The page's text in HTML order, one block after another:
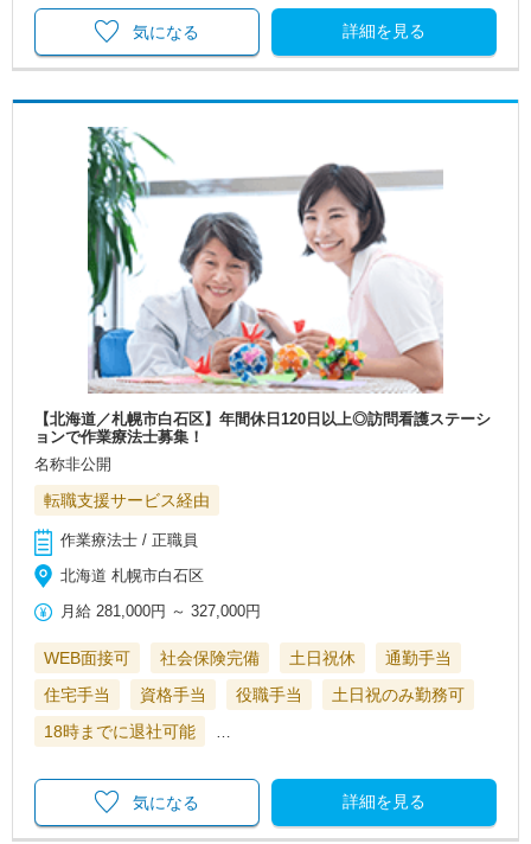
詳細を見る
気になる
【北海道／札幌市白石区】年間休日120日以上◎訪問看護ステーシ
ョンで作業療法士募集！
名称非公開
転職支援サービス経由
作業療法士 / 正職員
北海道 札幌市白石区
月給 281,000円 ～327,000円
WEB面接可 社会保険完備 土日祝休
通勤手当
住宅手当
資格手当 役職手当
土日祝のみ勤務可
18時までに退社可能
詳細を見る
気になる